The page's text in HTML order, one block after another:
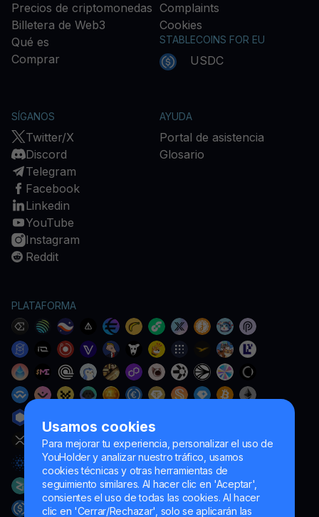
Usamos cookies
Para mejorar tu experiencia, personalizar el uso de
YouHolder y analizar nuestro tráfico, usamos
cookies técnicas y otras herramientas de
seguimiento similares. Al hacer clic en 'Aceptar',
consientes el uso de todas las cookies. Al hacer
clic en 'Cerrar/Rechazar', solo se aplicarán las
Precios de criptomonedas
Billetera de Web3
Qué es
Comprar
Complaints
Cookies
STABLECOINS FOR EU
USDC
SÍGANOS
Twitter/X
Discord
Telegram
Facebook
Linkedin
YouTube
Instagram
Reddit
AYUDA
Portal de asistencia
Glosario
PLATAFORMA